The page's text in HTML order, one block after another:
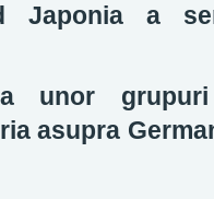
Japonia a
unor
asupra